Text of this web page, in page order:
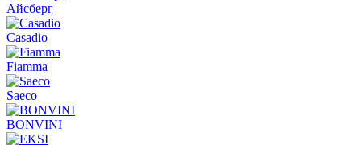
Айсберг
Casadio
Fiamma
Saeco
BONVINI